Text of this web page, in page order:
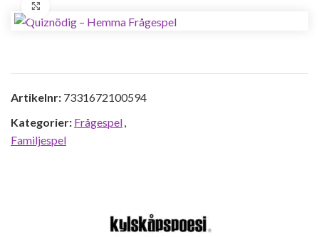
Artikelnr: 7331672100594
Kategorier: Frågespel,
Familjespel